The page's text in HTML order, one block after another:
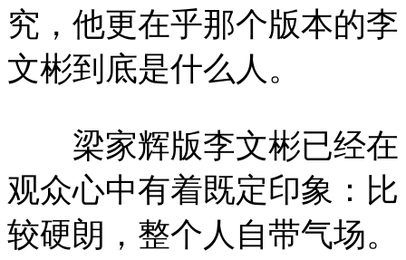
究，他更在乎那个版本的李
文彬到底是什么人。
梁家辉版李文彬已经在
观众心中有着既定印象：比
较硬朗，整个人自带气场。